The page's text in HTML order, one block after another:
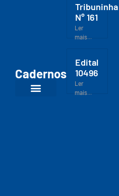
Cadernos
Tribuninha
N° 161
Ler
mais...
Edital
10496
Ler
mais...